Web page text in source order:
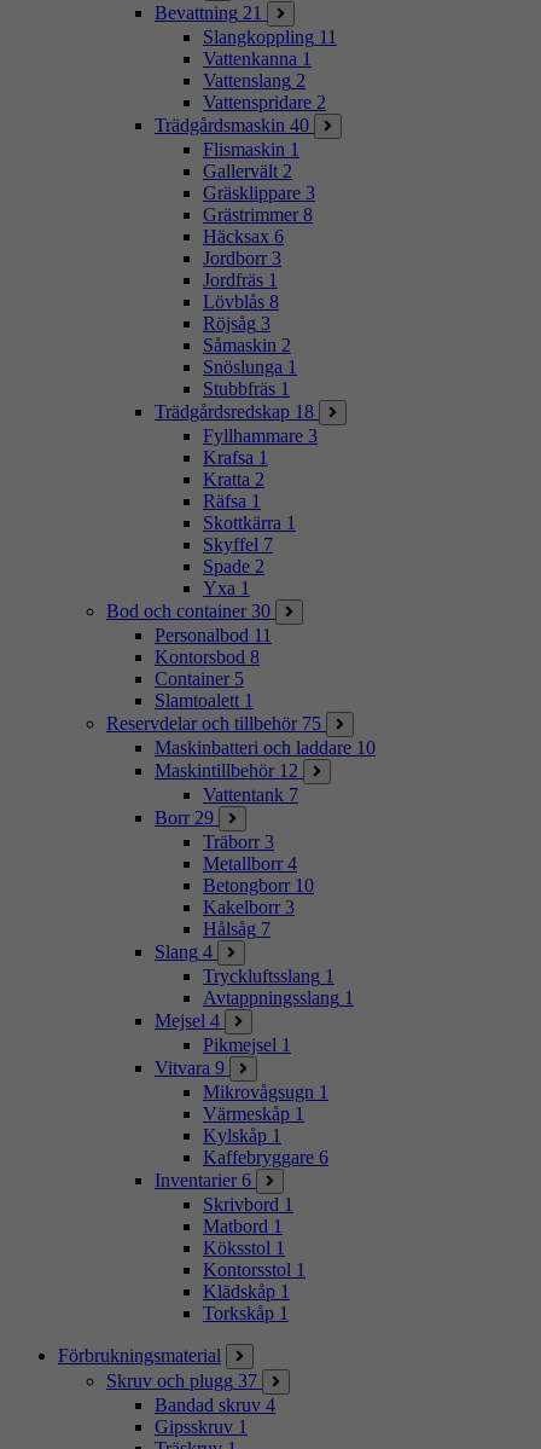
Bevattning 21
Slangkoppling 11
Vattenkanna 1
Vattenslang 2
Vattenspridare 2
Trädgårdsmaskin 40
Flismaskin 1
Gallervält 2
Gräsklippare 3
Grästrimmer 8
Häcksax 6
Jordborr 3
Jordfräs 1
Lövblås 8
Röjsåg 3
Såmaskin 2
Snöslunga 1
Stubbfräs 1
Trädgårdsredskap 18
Fyllhammare 3
Krafsa 1
Kratta 2
Räfsa 1
Skottkärra 1
Skyffel 7
Spade 2
Yxa 1
Bod och container 30
Personalbod 11
Kontorsbod 8
Container 5
Slamtoalett 1
Reservdelar och tillbehör 75
Maskinbatteri och laddare 10
Maskintillbehör 12
Vattentank 7
Borr 29
Träborr 3
Metallborr 4
Betongborr 10
Kakelborr 3
Hålsåg 7
Slang 4
Tryckluftsslang 1
Avtappningsslang 1
Mejsel 4
Pikmejsel 1
Vitvara 9
Mikrovågsugn 1
Värmeskåp 1
Kylskåp 1
Kaffebryggare 6
Inventarier 6
Skrivbord 1
Matbord 1
Köksstol 1
Kontorsstol 1
Klädskåp 1
Torkskåp 1
Förbrukningsmaterial
Skruv och plugg 37
Bandad skruv 4
Gipsskruv 1